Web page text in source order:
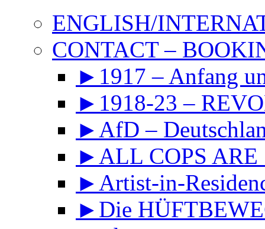
ENGLISH/
CONTACT –
►1917 – Anfang
►1918-23 –
►AfD –
►ALL COPS ARE
►Artist-in-
►Die